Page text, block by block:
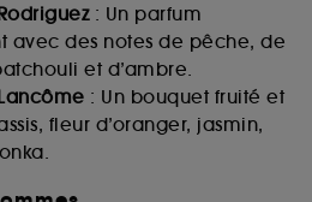
: Un parfum
avec des notes de pêche, de
et d’ambre.
: Un bouquet fruité et
fleur d’oranger, jasmin,